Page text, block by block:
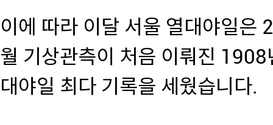
이에 따라 이달 서울 열대야일은
월 기상관측이 처음 이뤄진
대야일 최다 기록을 세웠습니다.